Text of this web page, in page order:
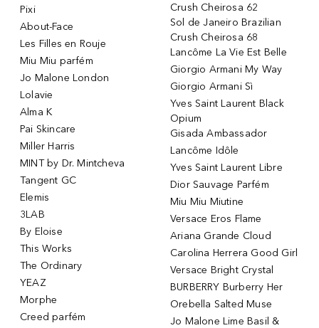
Pixi
About-Face
Les Filles en Rouje
Miu Miu parfém
Jo Malone London
Lolavie
Alma K
Pai Skincare
Miller Harris
MINT by Dr. Mintcheva
Tangent GC
Elemis
3LAB
By Eloise
This Works
The Ordinary
YEAZ
Morphe
Creed parfém
Crush Cheirosa 62
Sol de Janeiro Brazilian
Crush Cheirosa 68
Lancôme La Vie Est Belle
Giorgio Armani My Way
Giorgio Armani Sì
Yves Saint Laurent Black
Opium
Gisada Ambassador
Lancôme Idôle
Yves Saint Laurent Libre
Dior Sauvage Parfém
Miu Miu Miutine
Versace Eros Flame
Ariana Grande Cloud
Carolina Herrera Good Girl
Versace Bright Crystal
BURBERRY Burberry Her
Orebella Salted Muse
Jo Malone Lime Basil &